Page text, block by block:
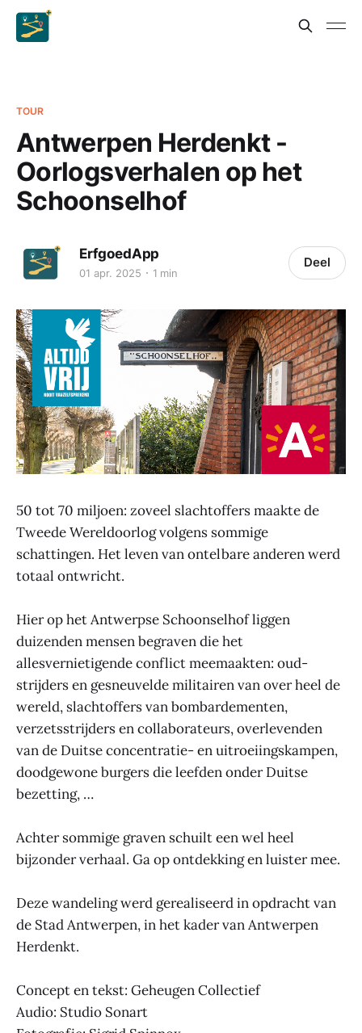
TOUR
Antwerpen Herdenkt -
Oorlogsverhalen op het
Schoonselhof
ErfgoedApp
01 apr. 2025 1 min
Deel
50 tot 70 miljoen: zoveel slachtoffers maakte de
Tweede Wereldoorlog volgens sommige
schattingen. Het leven van ontelbare anderen werd
totaal ontwricht.
Hier op het Antwerpse Schoonselhof liggen
duizenden mensen begraven die het
allesvernietigende conflict meemaakten: oud-
strijders en gesneuvelde militairen van over heel de
wereld, slachtoffers van bombardementen,
verzetsstrijders en collaborateurs, overlevenden
van de Duitse concentratie- en uitroeiingskampen,
doodgewone burgers die leefden onder Duitse
bezetting, …
Achter sommige graven schuilt een wel heel
bijzonder verhaal. Ga op ontdekking en luister mee.
Deze wandeling werd gerealiseerd in opdracht van
de Stad Antwerpen, in het kader van Antwerpen
Herdenkt.
Concept en tekst: Geheugen Collectief
Audio: Studio Sonart